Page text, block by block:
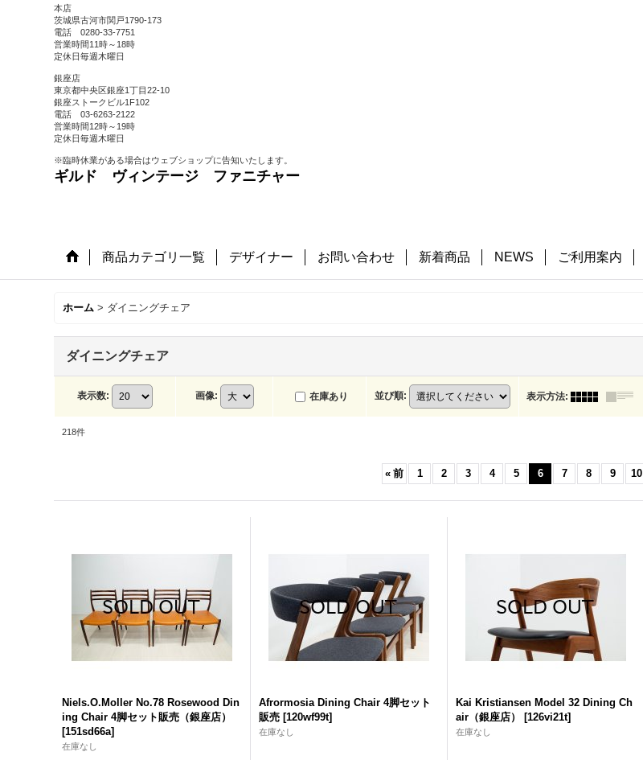
本店
茨城県古河市関戸1790-173
電話 0280-33-7751
営業時間11時～18時
定休日毎週木曜日
銀座店
東京都中央区銀座1丁目22-10
銀座ストークビル1F102
電話 03-6263-2122
営業時間12時～19時
定休日毎週木曜日
※臨時休業がある場合はウェブショップに告知いたします。
ギルド ヴィンテージ ファニチャー
商品カテゴリ一覧 デザイナー お問い合わせ 新着商品 NEWS ご利用案内
ホーム > ダイニングチェア
ダイニングチェア
表示数: 画像: 在庫あり 並び順: 表示方法:
218件
« 前 1 2 3 4 5 6 7 8 9 10
Niels.O.Moller No.78 Rosewood Din
ing Chair 4脚セット販売（銀座店）
[151sd66a]
在庫なし
Afrormosia Dining Chair 4脚セット
販売 [120wf99t]
在庫なし
Kai Kristiansen Model 32 Dining Ch
air（銀座店）
[126vi21t]
在庫なし